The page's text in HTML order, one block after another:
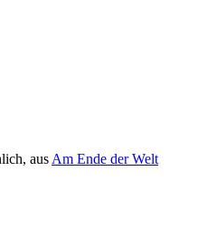
aus Am Ende der Welt